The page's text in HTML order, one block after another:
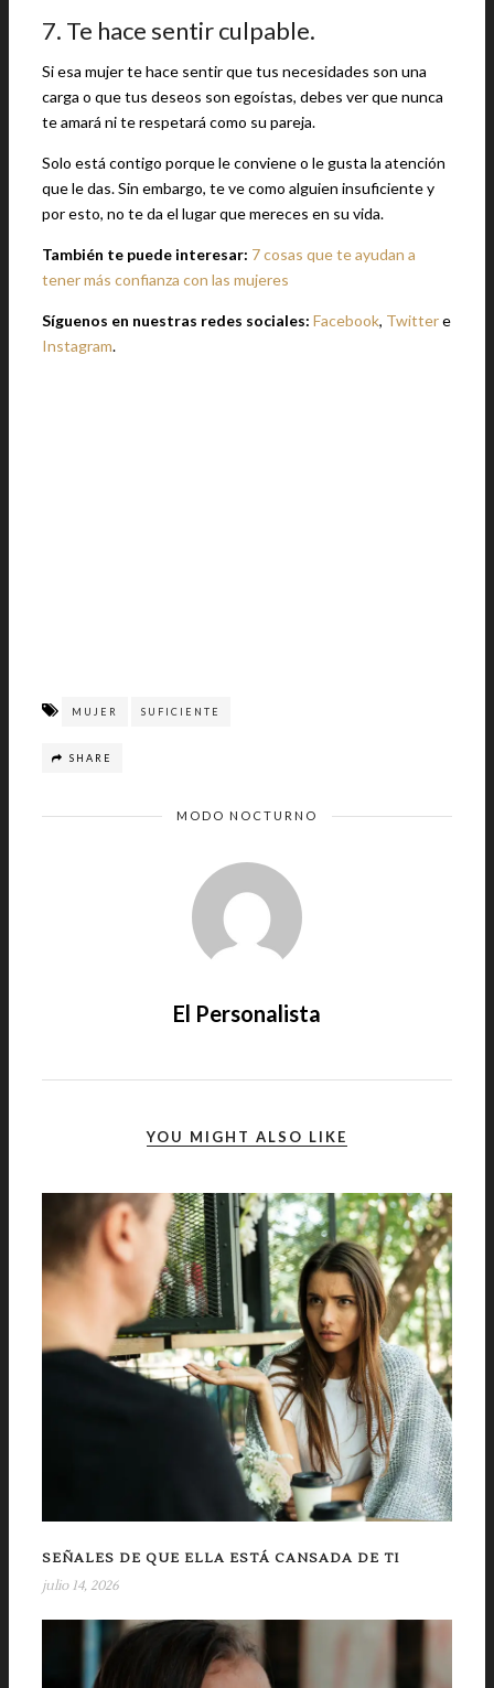
7. Te hace sentir culpable.
Si esa mujer te hace sentir que tus necesidades son una
carga o que tus deseos son egoístas, debes ver que nunca
te amará ni te respetará como su pareja.
Solo está contigo porque le conviene o le gusta la atención
que le das. Sin embargo, te ve como alguien insuficiente y
por esto, no te da el lugar que mereces en su vida.
También te puede interesar: 7 cosas que te ayudan a
tener más confianza con las mujeres
Síguenos en nuestras redes sociales: Facebook, Twittere
Instagram.
MUJER SUFICIENTE
SHARE
MODO NOCTURNO
El Personalista
YOU MIGHT ALSO LIKE
SEÑALES DE QUE ELLA ESTÁ CANSADA DE TI
julio 14, 2026